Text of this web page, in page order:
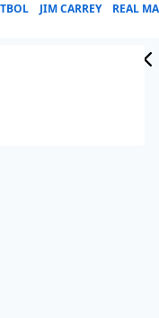
JIM CARREY REAL